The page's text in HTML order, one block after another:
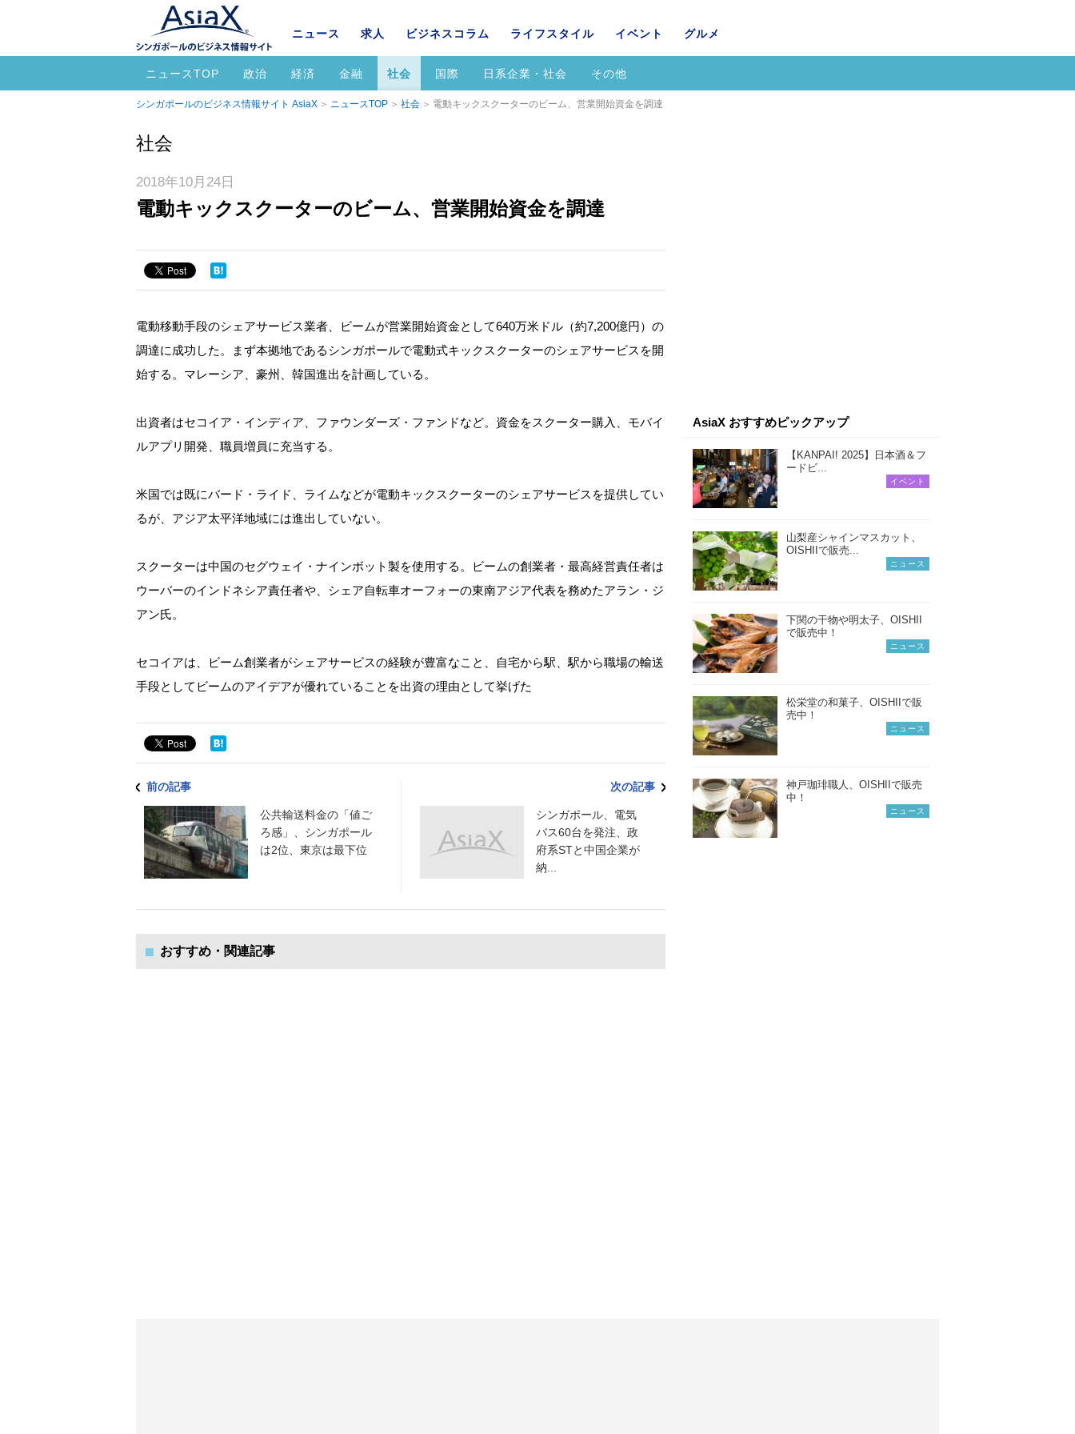
ニュース 求人 ビジネスコラム ライフスタイル イベント グルメ
ニュースTOP 政治 経済 金融 社会 国際 日系企業・社会 その他
シンガポールのビジネス情報サイト AsiaX ニュースTOP 社会 電動キックスクーターのビーム、営業開始資金を調達
社会
2018年10月24日
電動キックスクーターのビーム、営業開始資金を調達
電動移動手段のシェアサービス業者、ビームが営業開始資金として640万米ドル（約7,200億円）の
調達に成功した。まず本拠地であるシンガポールで電動式キックスクーターのシェアサービスを開
始する。マレーシア、豪州、韓国進出を計画している。
出資者はセコイア・インディア、ファウンダーズ・ファンドなど。資金をスクーター購入、モバイ
ルアプリ開発、職員増員に充当する。
米国では既にバード・ライド、ライムなどが電動キックスクーターのシェアサービスを提供してい
るが、アジア太平洋地域には進出していない。
スクーターは中国のセグウェイ・ナインボット製を使用する。ビームの創業者・最高経営責任者は
ウーバーのインドネシア責任者や、シェア自転車オーフォーの東南アジア代表を務めたアラン・ジ
アン氏。
セコイアは、ビーム創業者がシェアサービスの経験が豊富なこと、自宅から駅、駅から職場の輸送
手段としてビームのアイデアが優れていることを出資の理由として挙げた
前の記事
公共輸送料金の「値ご
ろ感」、シンガポール
は2位、東京は最下位
次の記事
シンガポール、電気
バス60台を発注、政
府系STと中国企業が
納...
おすすめ・関連記事
AsiaX おすすめピックアップ
【KANPAI! 2025】日本酒＆フ
ードビ...
イベント
山梨産シャインマスカット、
OISHIIで販売...
ニュース
下関の干物や明太子、OISHII
で販売中！
ニュース
松栄堂の和菓子、OISHIIで販
売中！
ニュース
神戸珈琲職人、OISHIIで販売
中！
ニュース